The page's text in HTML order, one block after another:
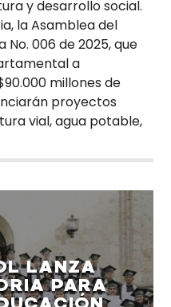
y desarrollo social.
la Asamblea del
No. 006 de 2025, que
a
millones de
proyectos
vial, agua potable,
LANZA
PARA